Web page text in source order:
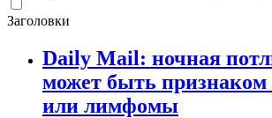
Заголовки
Daily Mail: ночная
может быть признаком
или лимфомы